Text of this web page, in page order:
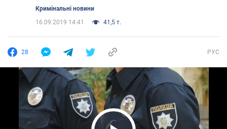
Кримінальні новини
16.09.2019 14:41
41,5 т.
28 РУС